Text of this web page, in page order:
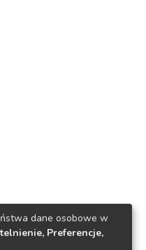
dane osobowe w
Preferencje,